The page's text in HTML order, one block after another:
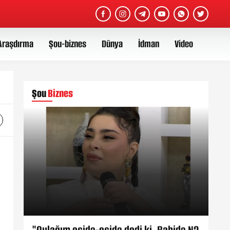
Şou-biznes Dünya İdman Video
ŞouBiznes